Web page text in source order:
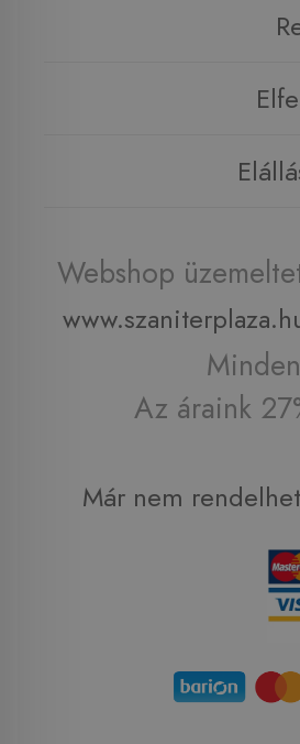
Webshop
Az áraink
Már nem